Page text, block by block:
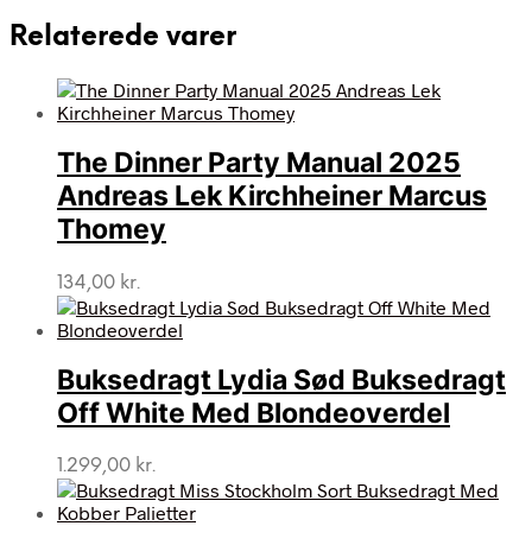
Relaterede varer
The Dinner Party Manual 2025
Andreas Lek Kirchheiner Marcus
Thomey
134,00 kr.
Buksedragt Lydia Sød Buksedragt
Off White Med Blondeoverdel
1.299,00 kr.